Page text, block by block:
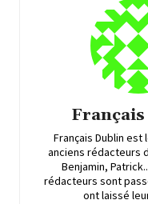
Français Dublin
anciens rédacteurs
Benjamin,
rédacteurs sont
ont laissé